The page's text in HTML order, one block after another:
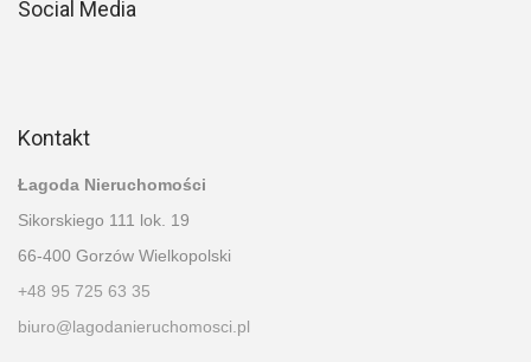
Social Media
Kontakt
Łagoda Nieruchomości
Sikorskiego 111 lok. 19
66-400 Gorzów Wielkopolski
+48 95 725 63 35
biuro@lagodanieruchomosci.pl